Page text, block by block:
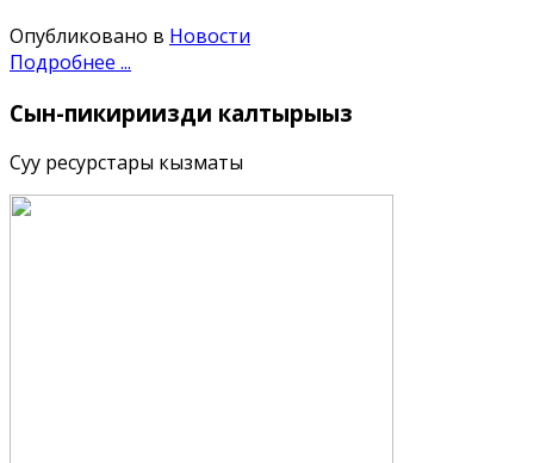
Опубликовано в Новости
Подробнее ...
Сын-пикириңизди калтырыңыз
Суу ресурстары кызматы